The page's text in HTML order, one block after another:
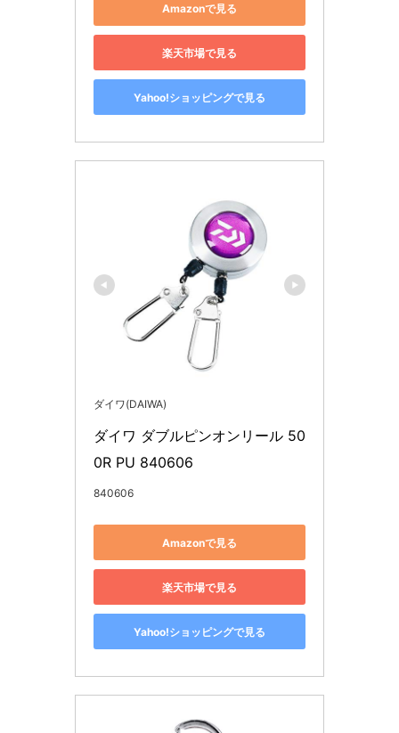
Amazonで見る
楽天市場で見る
Yahoo!ショッピングで見る
ダイワ(DAIWA)
ダイワ ダブルピンオンリール 50
0R PU 840606
840606
Amazonで見る
楽天市場で見る
Yahoo!ショッピングで見る